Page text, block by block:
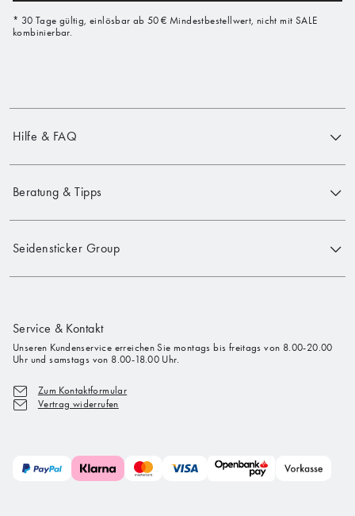
* 30 Tage gültig, einlösbar ab 50 € Mindestbestellwert, nicht mit SALE
kombinierbar.
Hilfe & FAQ
Beratung & Tipps
Seidensticker Group
Service & Kontakt
Unseren Kundenservice erreichen Sie montags bis freitags von 8.00-20.00
Uhr und samstags von 8.00-18.00 Uhr.
Zum Kontaktformular
Vertrag widerrufen